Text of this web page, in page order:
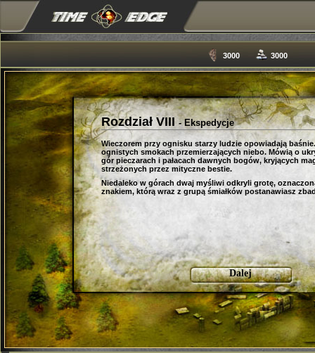
Rozdział VIII - Ekspedycje
Wieczorem przy ognisku starzy ludzie opowiadają
ognistych smokach przemierzających niebo. Mówią o
gór pieczarach i pałacach dawnych bogów, kryjących
strzeżonych przez mityczne bestie.
Niedaleko w górach dwaj myśliwi odkryli grotę,
znakiem, którą wraz z grupą śmiałków postanawiasz
Dalej
3000 3000